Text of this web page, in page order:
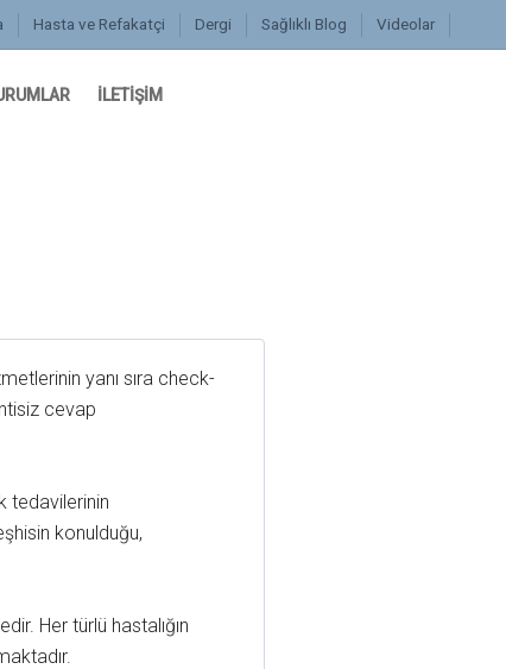
Hasta ve Refakatçi Dergi Sağlıklı Blog Videolar
İLETİŞİM
yanı sıra check-
cevap
tedavilerinin
konulduğu,
Her türlü hastalığın